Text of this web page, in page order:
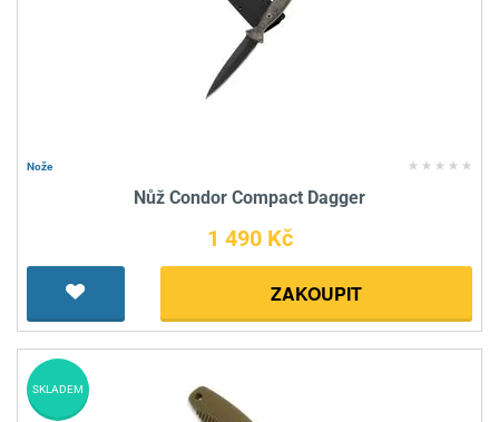
Nože
Nůž Condor Compact Dagger
1 490 Kč
ZAKOUPIT
SKLADEM